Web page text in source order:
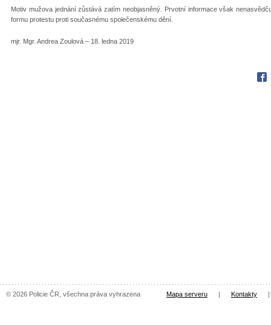
Motiv mužova jednání zůstává zatím neobjasněný. Prvotní informace však
formu protestu proti současnému společenskému dění.
mjr. Mgr. Andrea Zoulová – 18. ledna 2019
© 2026 Policie ČR, všechna práva vyhrazena Mapa serveru | Kontakty |